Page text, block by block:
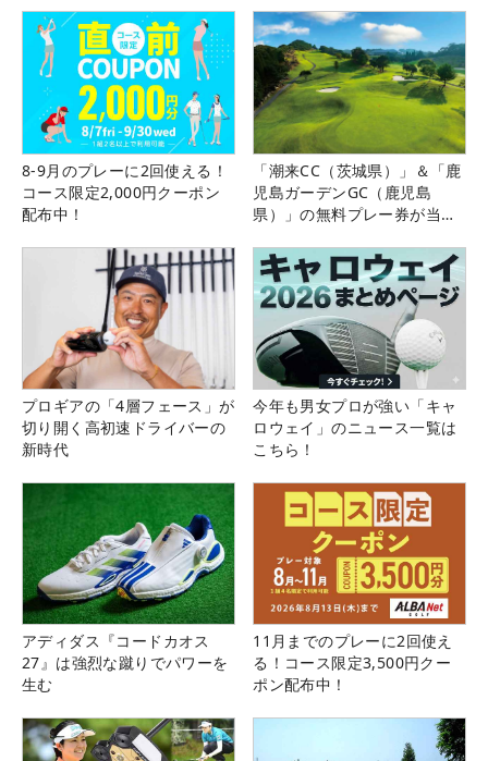
8-9月のプレーに2回使える！
コース限定2,000円クーポン
配布中！
「潮来CC（茨城県）」＆「鹿
児島ガーデンGC（鹿児島
県）」の無料プレー券が当た
プロギアの「4層フェース」が
切り開く高初速ドライバーの
新時代
今年も男女プロが強い「キャ
ロウェイ」のニュース一覧は
こちら！
アディダス『コードカオス
27』は強烈な蹴りでパワーを
生む
11月までのプレーに2回使え
る！コース限定3,500円クー
ポン配布中！